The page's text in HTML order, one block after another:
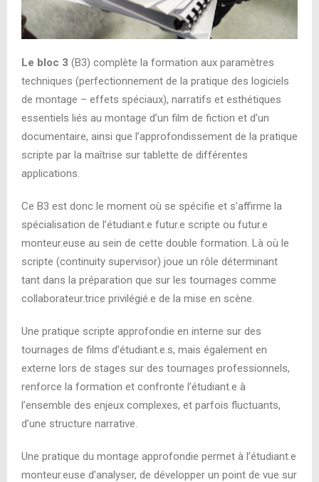
Le bloc 3 (B3) complète la formation aux paramètres
techniques (perfectionnement de la pratique des logiciels
de montage – effets spéciaux), narratifs et esthétiques
essentiels liés au montage d’un film de fiction et d’un
documentaire, ainsi que l’approfondissement de la pratique
scripte par la maîtrise sur tablette de différentes
applications.
Ce B3 est donc le moment où se spécifie et s’affirme la
spécialisation de l’étudiant.e futur.e scripte ou futur.e
monteur.euse au sein de cette double formation. Là où le
scripte (continuity supervisor) joue un rôle déterminant
tant dans la préparation que sur les tournages comme
collaborateur.trice privilégié.e de la mise en scène.
Une pratique scripte approfondie en interne sur des
tournages de films d’étudiant.e.s, mais également en
externe lors de stages sur des tournages professionnels,
renforce la formation et confronte l’étudiant.e à
l’ensemble des enjeux complexes, et parfois fluctuants,
d’une structure narrative.
Une pratique du montage approfondie permet à l’étudiant.e
monteur.euse d’analyser, de développer un point de vue sur